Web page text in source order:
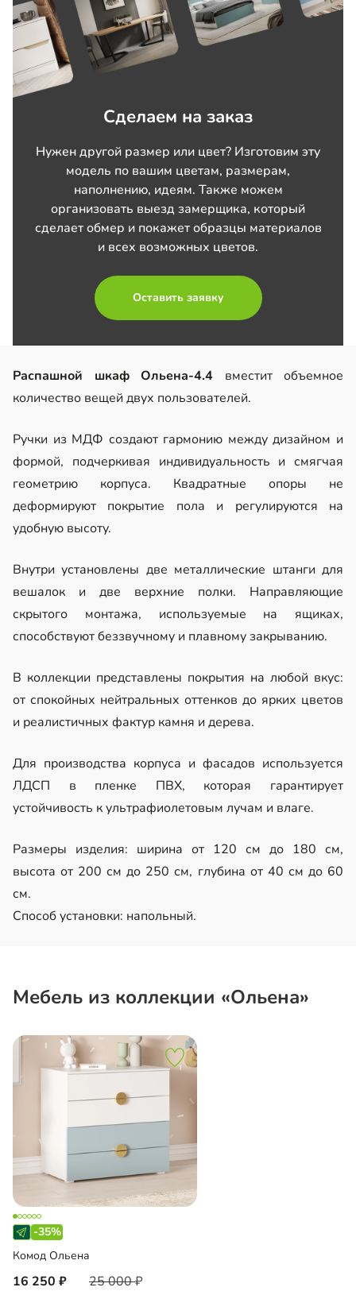
Сделаем на заказ
Нужен другой размер или цвет? Изготовим эту
модель по вашим цветам, размерам,
наполнению, идеям. Также можем
организовать выезд замерщика, который
сделает обмер и покажет образцы материалов
и всех возможных цветов.
Оставить заявку
Распашной шкаф Ольена-4.4 вместит объемное
количество вещей двух пользователей.
Ручки из МДФ создают гармонию между дизайном и
формой, подчеркивая индивидуальность и смягчая
геометрию корпуса. Квадратные опоры не
деформируют покрытие пола и регулируются на
удобную высоту.
Внутри установлены две металлические штанги для
вешалок и две верхние полки. Направляющие
скрытого монтажа, используемые на ящиках,
способствуют беззвучному и плавному закрыванию.
В коллекции представлены покрытия на любой вкус:
от спокойных нейтральных оттенков до ярких цветов
и реалистичных фактур камня и дерева.
Для производства корпуса и фасадов используется
ЛДСП в пленке ПВХ, которая гарантирует
устойчивость к ультрафиолетовым лучам и влаге.
Размеры изделия: ширина от 120 см до 180 см,
высота от 200 см до 250 см, глубина от 40 см до 60
см.
Способ установки: напольный.
Мебель из коллекции «Ольена»
-35%
Комод Ольена
16 250 25 000